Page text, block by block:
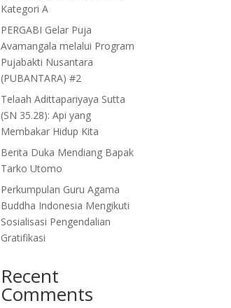
Kategori A
PERGABI Gelar Puja
Avamangala melalui Program
Pujabakti Nusantara
(PUBANTARA) #2
Telaah Adittapariyaya Sutta
(SN 35.28): Api yang
Membakar Hidup Kita
Berita Duka Mendiang Bapak
Tarko Utomo
Perkumpulan Guru Agama
Buddha Indonesia Mengikuti
Sosialisasi Pengendalian
Gratifikasi
Recent
Comments